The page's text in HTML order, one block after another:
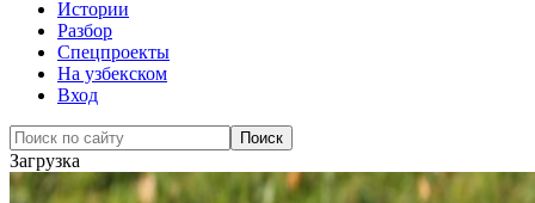
Истории
Разбор
Спецпроекты
На узбекском
Вход
Загрузка